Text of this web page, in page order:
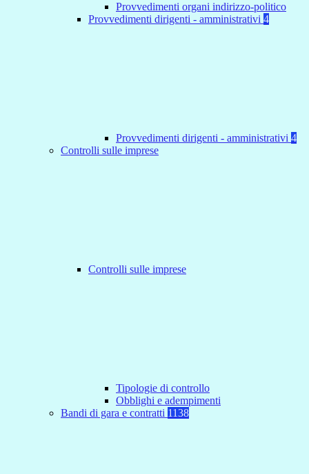
Provvedimenti organi indirizzo-politico
Provvedimenti dirigenti - amministrativi 4
Provvedimenti dirigenti - amministrativi 4
Controlli sulle imprese
Controlli sulle imprese
Tipologie di controllo
Obblighi e adempimenti
Bandi di gara e contratti 1138